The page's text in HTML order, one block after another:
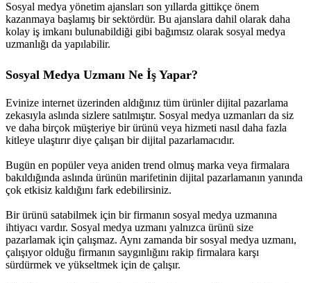
Sosyal medya yönetim ajansları son yıllarda gittikçe önem
kazanmaya başlamış bir sektördür. Bu ajanslara dahil olarak daha
kolay iş imkanı bulunabildiği gibi bağımsız olarak sosyal medya
uzmanlığı da yapılabilir.
Sosyal Medya Uzmanı Ne İş Yapar?
Evinize internet üzerinden aldığınız tüm ürünler dijital pazarlama
zekasıyla aslında sizlere satılmıştır. Sosyal medya uzmanları da siz
ve daha birçok müşteriye bir ürünü veya hizmeti nasıl daha fazla
kitleye ulaştırır diye çalışan bir dijital pazarlamacıdır.
Bugün en popüler veya aniden trend olmuş marka veya firmalara
bakıldığında aslında ürünün marifetinin dijital pazarlamanın yanında
çok etkisiz kaldığını fark edebilirsiniz.
Bir ürünü satabilmek için bir firmanın sosyal medya uzmanına
ihtiyacı vardır. Sosyal medya uzmanı yalnızca ürünü size
pazarlamak için çalışmaz. Aynı zamanda bir sosyal medya uzmanı,
çalışıyor olduğu firmanın saygınlığını rakip firmalara karşı
sürdürmek ve yükseltmek için de çalışır.